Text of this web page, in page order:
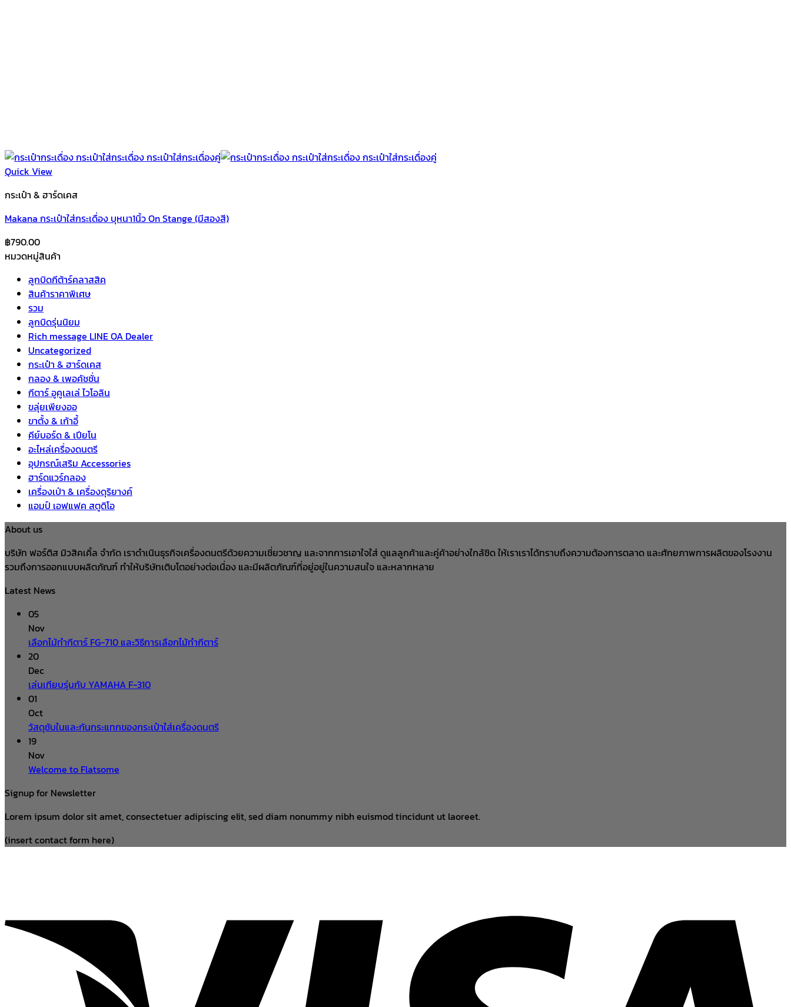
Quick View
กระเป๋า & ฮาร์ดเคส
Makana กระเป๋าใส่กระเดื่อง บุหนา1นิ้ว On Stange (มีสองสี)
฿790.00
หมวดหมู่สินค้า
ลูกบิดกีต้าร์คลาสสิค
สินค้าราคาพิเศษ
รวม
ลูกบิดรุ่นนิยม
Rich message LINE OA Dealer
Uncategorized
กระเป๋า & ฮาร์ดเคส
กลอง & เพอคัชชั่น
กีตาร์ อูคูเลเล่ ไวโอลิน
ขลุ่ยเพียงออ
ขาตั้ง & เก้าอี้
คีย์บอร์ด & เปียโน
อะไหล่เครื่องดนตรี
อุปกรณ์เสริม Accessories
ฮาร์ดแวร์กลอง
เครื่องเป่า & เครื่องดุริยางค์
แอมป์ เอฟแฟค สตูดิโอ
About us
บริษัท ฟอร์ติส มิวสิคเคิ้ล จำกัด เราดำเนินธุรกิจเครื่องดนตรีด้วยความเชี่ยวชาญ และจากการเอาใจใส่ ดูแลลูกค้าและคู่ค้าอย่างใกล้ชิด ให้เราเราได้ทราบถึงความต้องการตลาด และศักยภาพการผลิตของโรงงาน
รวมถึงการออกแบบผลิตภัณฑ์ ทำให้บริษัทเติบโตอย่างต่อเนื่อง และมีผลิตภัณฑ์ที่อยู่อยู่ในความสนใจ และหลากหลาย
Latest News
05
Nov
เลือกไม้ทำกีตาร์ FG-710 และวิธีการเลือกไม้ทำกีตาร์
20
Dec
เล่นเทียบรุ่นกับ YAMAHA F-310
01
Oct
วัสดุซับในและกันกระแทกของกระเป๋าใส่เครื่องดนตรี
19
Nov
Welcome to Flatsome
Signup for Newsletter
Lorem ipsum dolor sit amet, consectetuer adipiscing elit, sed diam nonummy nibh euismod tincidunt ut laoreet.
(insert contact form here)